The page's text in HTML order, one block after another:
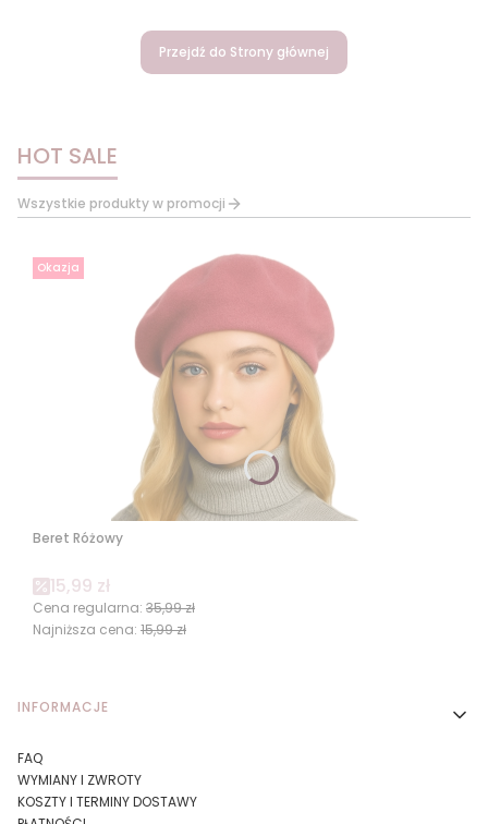
Przejdź do Strony głównej
HOT SALE
Wszystkie produkty w promocji
Okazja
Beret Różowy
Cena promocyjna
15,99 zł
Cena regularna: 35,99 zł
Najniższa cena: 15,99 zł
Linki w stopce
INFORMACJE
FAQ
WYMIANY I ZWROTY
KOSZTY I TERMINY DOSTAWY